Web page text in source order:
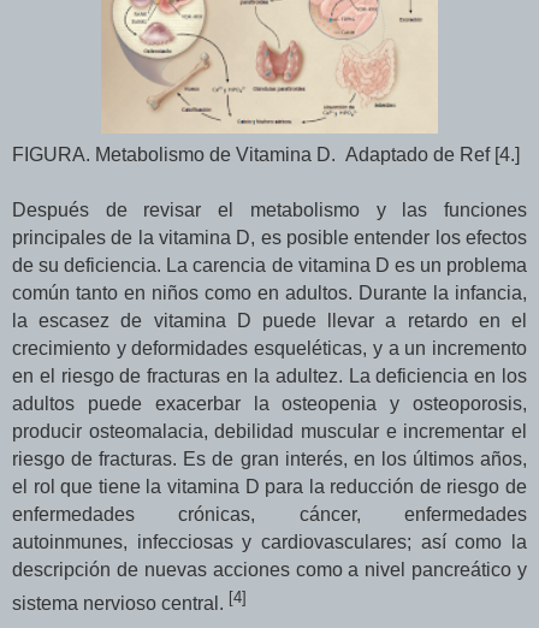
FIGURA. Metabolismo de Vitamina D. Adaptado de Ref [4.]
Después de revisar el metabolismo y las funciones
principales de la vitamina D, es posible entender los efectos
de su deficiencia. La carencia de vitamina D es un problema
común tanto en niños como en adultos. Durante la infancia,
la escasez de vitamina D puede llevar a retardo en el
crecimiento y deformidades esqueléticas, y a un incremento
en el riesgo de fracturas en la adultez. La deficiencia en los
adultos puede exacerbar la osteopenia y osteoporosis,
producir osteomalacia, debilidad muscular e incrementar el
riesgo de fracturas. Es de gran interés, en los últimos años,
el rol que tiene la vitamina D para la reducción de riesgo de
enfermedades crónicas, cáncer, enfermedades
autoinmunes, infecciosas y cardiovasculares; así como la
descripción de nuevas acciones como a nivel pancreático y
sistema nervioso central. [4]